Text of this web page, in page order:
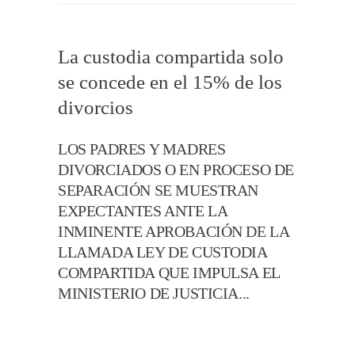
La custodia compartida solo
se concede en el 15% de los
divorcios
LOS PADRES Y MADRES
DIVORCIADOS O EN PROCESO DE
SEPARACIÓN SE MUESTRAN
EXPECTANTES ANTE LA
INMINENTE APROBACIÓN DE LA
LLAMADA LEY DE CUSTODIA
COMPARTIDA QUE IMPULSA EL
MINISTERIO DE JUSTICIA...